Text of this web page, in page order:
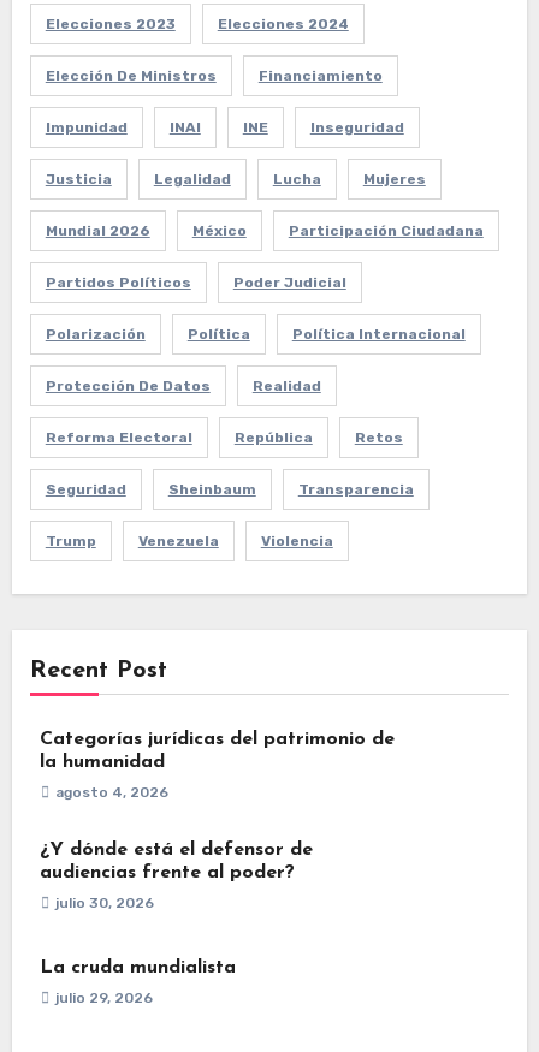
Elecciones 2023 Elecciones 2024
Elección De Ministros Financiamiento
Impunidad INAI INE Inseguridad
Justicia Legalidad Lucha Mujeres
Mundial 2026 México Participación Ciudadana
Partidos Políticos Poder Judicial
Polarización Política Política Internacional
Protección De Datos Realidad
Reforma Electoral República Retos
Seguridad Sheinbaum Transparencia
Trump Venezuela Violencia
Recent Post
Categorías jurídicas del patrimonio de
la humanidad
agosto 4, 2026
¿Y dónde está el defensor de
audiencias frente al poder?
julio 30, 2026
La cruda mundialista
julio 29, 2026